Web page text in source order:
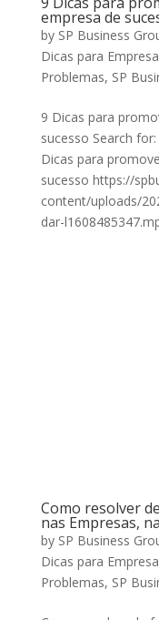
empresa de
by SP Business
Dicas para
Problemas, SP
9 Dicas para
sucesso Search
Dicas para
sucesso https://
content/uploads/
dar-
Como resolver
nas Empresas,
by SP Business
Dicas para
Problemas, SP